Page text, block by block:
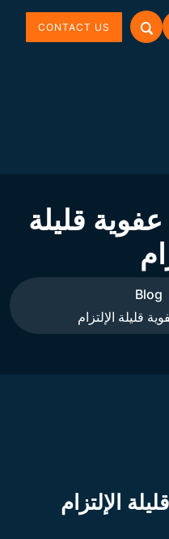
CONTACT US
قليلة
Blog
قليلة الإلتزام
الإلتزام